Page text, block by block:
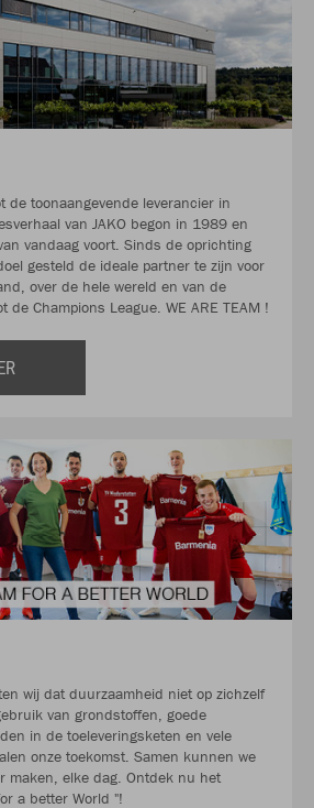
de toonaangevende leverancier in
van JAKO begon in 1989 en
vandaag voort. Sinds de oprichting
gesteld de ideale partner te zijn voor
over de hele wereld en van de
de Champions League. WE ARE TEAM !
wij dat duurzaamheid niet op zichzelf
van grondstoffen, goede
in de toeleveringsketen en vele
onze toekomst. Samen kunnen we
maken, elke dag. Ontdek nu het
a better World "!